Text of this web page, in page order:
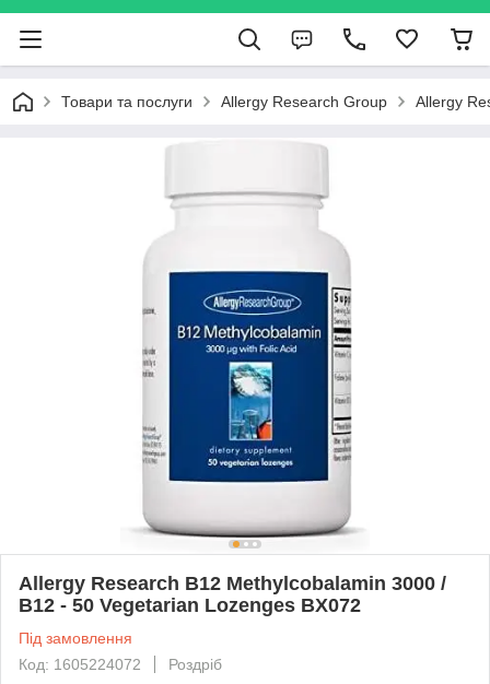
Товари та послуги Allergy Research Group Allergy
Allergy Research B12 Methylcobalamin 3000 /
B12 - 50 Vegetarian Lozenges BX072
Під замовлення
Код: 1605224072
Роздріб